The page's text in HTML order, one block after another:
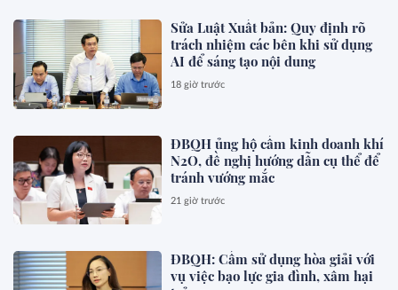
Sửa Luật Xuất bản: Quy định rõ
trách nhiệm các bên khi sử dụng
AI để sáng tạo nội dung
18 giờ trước
ĐBQH ủng hộ cấm kinh doanh khí
N2O, đề nghị hướng dẫn cụ thể để
tránh vướng mắc
21 giờ trước
ĐBQH: Cấm sử dụng hòa giải với
vụ việc bạo lực gia đình, xâm hại